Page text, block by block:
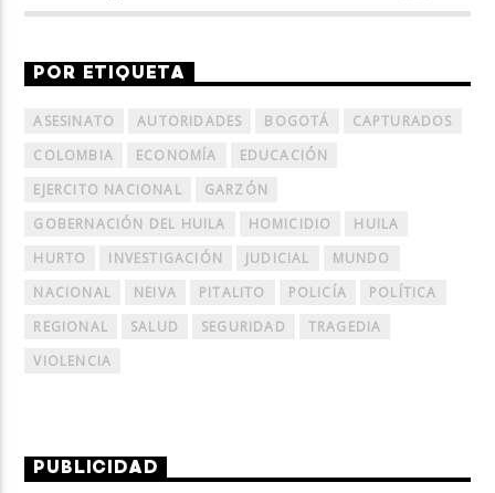
POR ETIQUETA
ASESINATO AUTORIDADES BOGOTÁ
CAPTURADOS
COLOMBIA
ECONOMÍA
EDUCACIÓN
EJERCITO NACIONAL
GARZÓN
GOBERNACIÓN DEL HUILA
HOMICIDIO
HUILA
HURTO
INVESTIGACIÓN JUDICIAL
MUNDO
NACIONAL
NEIVA PITALITO POLICÍA
POLÍTICA
REGIONAL
SALUD SEGURIDAD
TRAGEDIA
VIOLENCIA
PUBLICIDAD